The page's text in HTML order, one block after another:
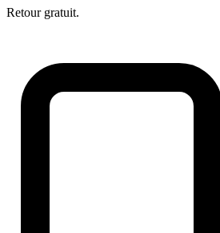
Retour gratuit.